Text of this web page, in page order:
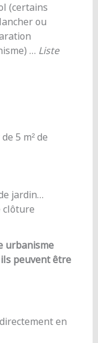
(certains
ou
… Liste
5 m² de
jardin…
clôture
urbanisme
peuvent être
en